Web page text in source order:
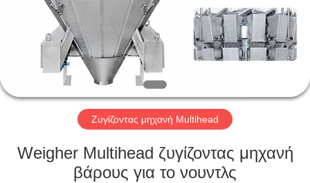
ΠΡΟΪΌΝΤΑ
ΣΧΕΤΙΚΆ
ΜΕ
ΕΜΆΣ
ΓΎΡΟΣ
ΕΡΓΟΣΤΑΣΊΩΝ
Ζυγίζοντας μηχανή Multihead
Weigher Multihead ζυγίζοντας μηχανή
βάρους για το νουντλς